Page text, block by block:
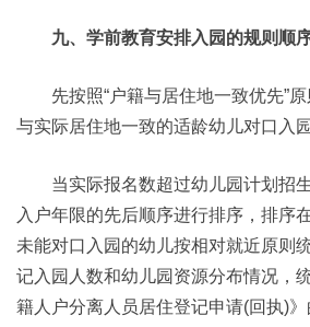
九、学前教育安排入园的规则顺
先按照“户籍与居住地一致优先”原
与实际居住地一致的适龄幼儿对口入园
当实际报名数超过幼儿园计划招
入户年限的先后顺序进行排序，排序
未能对口入园的幼儿按相对就近原则
记入园人数和幼儿园资源分布情况，
籍人户分离人员居住登记申请(回执)